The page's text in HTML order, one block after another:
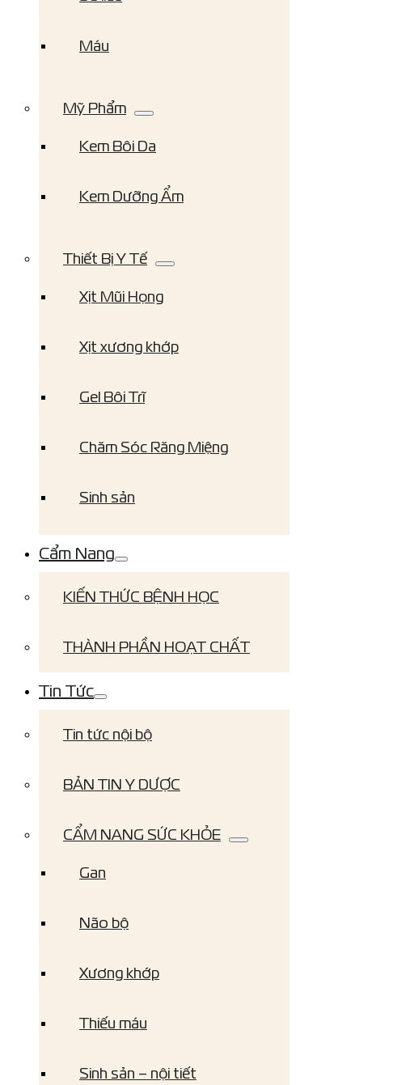
Máu
Mỹ Phẩm
Kem Bôi Da
Kem Dưỡng Ẩm
Thiết Bị Y Tế
Xịt Mũi Họng
Xịt xương khớp
Gel Bôi Trĩ
Chăm Sóc Răng Miệng
Sinh sản
Cẩm Nang
KIẾN THỨC BỆNH HỌC
THÀNH PHẦN HOẠT CHẤT
Tin Tức
Tin tức nội bộ
BẢN TIN Y DƯỢC
CẨM NANG SỨC KHỎE
Gan
Não bộ
Xương khớp
Thiếu máu
Sinh sản – nội tiết